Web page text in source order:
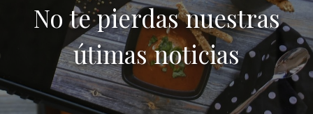
No te pierdas nuestras
útimas noticias